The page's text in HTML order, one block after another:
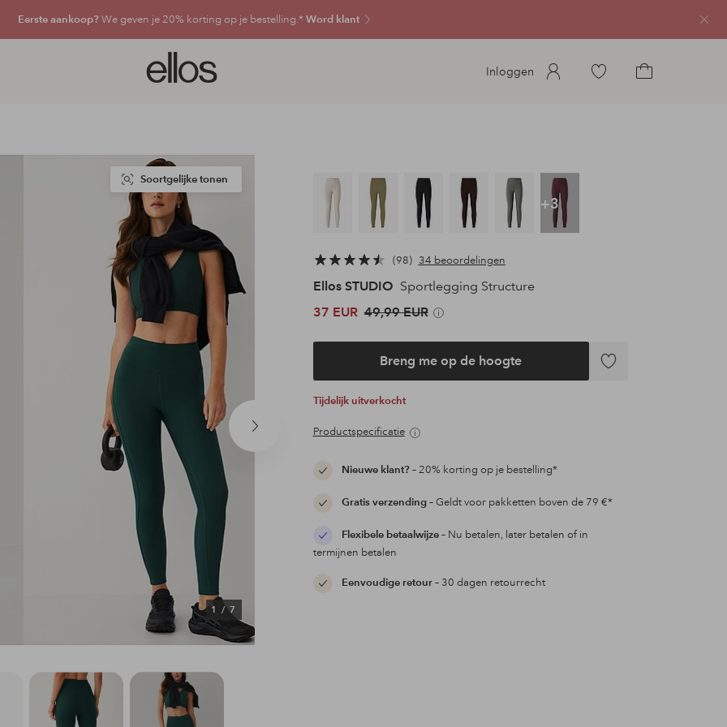
Eerste aankoop?We geven je 20% korting op je bestelling.* Word klant
Ellos
logo
de
voorpagina
Inloggen
Ga
Volgend
1/7
Soortgelijke tonen
+3
98 34 beoordelingen
Ellos STUDIO Sportlegging Structure
37 EUR 49,99 EUR
Breng me op de hoogte
Toevoegen
Tijdelijk uitverkocht
Productspecificatie
Nieuwe klant?– 20% korting op je bestelling*
Gratis verzending– Geldt voor pakketten boven de 79 €*
Flexibele betaalwijze– Nu betalen, later betalen of in
termijnen betalen
Eenvoudige retour– 30 dagen retourrecht